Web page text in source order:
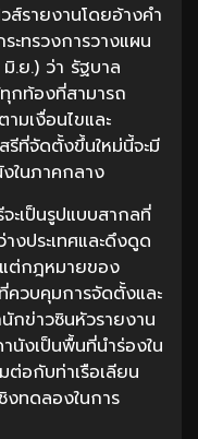
ส์รายงานโดยอ้างคำ
ทรวงการวางแผน
.ย.) ว่า รัฐบาล
กท้องที่สามารถ
มเงื่อนไขและ
รีที่จัดตั้งขึ้นใหม่นี้จะมี
ในภาคกลาง
ะเป็นรูปแบบสากลที่
างประเทศและดึงดูด
ต่กฎหมายของ
ควบคุมการจัดตั้งและ
กข่าวซินหัวรายงาน
นังเป็นพื้นที่นำร่องใน
ต่อกับท่าเรือเลียน
งทดลองในการ